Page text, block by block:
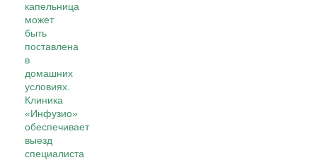
капельница
может
быть
поставлена
в
домашних
условиях.
Клиника
«Инфузио»
обеспечивает
выезд
специалиста